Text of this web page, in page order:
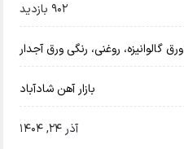
902 بازدید
ورق گالوانیزه، روغنی، رنگی ورق آجدار
بازار آهن شادآباد
آذر 24, 1404